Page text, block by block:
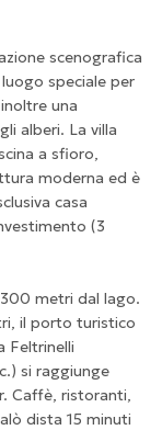
scenografica
speciale per
una
alberi. La villa
a sfioro,
moderna ed è
casa
(3
metri dal lago.
il porto turistico
Feltrinelli
si raggiunge
Caffè, ristoranti,
dista 15 minuti